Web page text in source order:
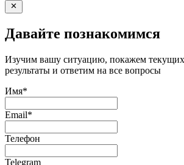
Давайте познакомимся
Изучим вашу ситуацию, покажем
результаты и ответим на все вопросы
Имя*
Email*
Телефон
Telegram